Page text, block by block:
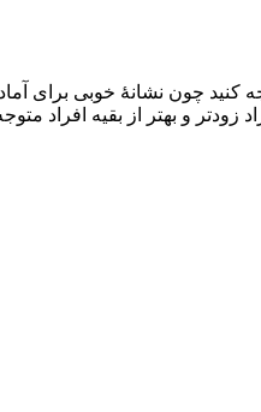
کنید چون نشانۀ خوبی برای
زودتر و بهتر از بقیه افراد